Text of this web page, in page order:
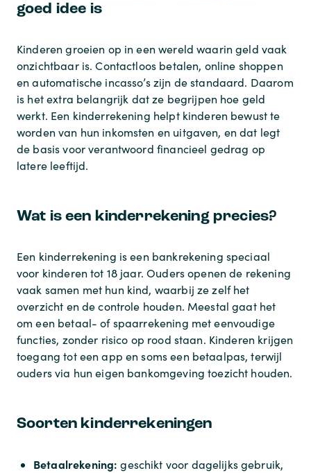
goed idee is
Kinderen groeien op in een wereld waarin geld vaak
onzichtbaar is. Contactloos betalen, online shoppen
en automatische incasso’s zijn de standaard. Daarom
is het extra belangrijk dat ze begrijpen hoe geld
werkt. Een kinderrekening helpt kinderen bewust te
worden van hun inkomsten en uitgaven, en dat legt
de basis voor verantwoord financieel gedrag op
latere leeftijd.
Wat is een kinderrekening precies?
Een kinderrekening is een bankrekening speciaal
voor kinderen tot 18 jaar. Ouders openen de rekening
vaak samen met hun kind, waarbij ze zelf het
overzicht en de controle houden. Meestal gaat het
om een betaal- of spaarrekening met eenvoudige
functies, zonder risico op rood staan. Kinderen krijgen
toegang tot een app en soms een betaalpas, terwijl
ouders via hun eigen bankomgeving toezicht houden.
Soorten kinderrekeningen
Betaalrekening: geschikt voor dagelijks gebruik,